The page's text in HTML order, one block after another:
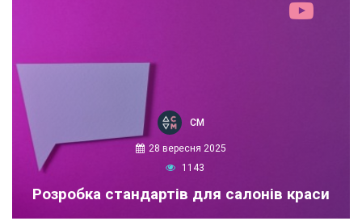
СМ
28 вересня 2025
1143
Розробка стандартів для салонів краси